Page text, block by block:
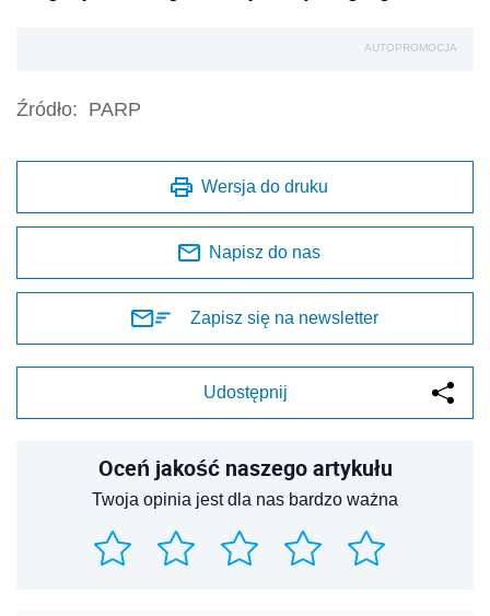
AUTOPROMOCJA
Źródło: PARP
Wersja do druku
Napisz do nas
Zapisz się na newsletter
Udostępnij
Oceń jakość naszego artykułu
Twoja opinia jest dla nas bardzo ważna